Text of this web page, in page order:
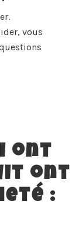
vous
ont
ont
: